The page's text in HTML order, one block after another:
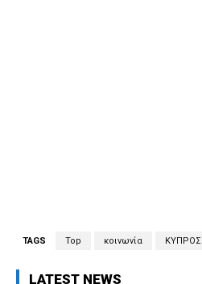
TAGS Top κοινωνία ΚΥΠΡΟΣ
LATEST NEWS